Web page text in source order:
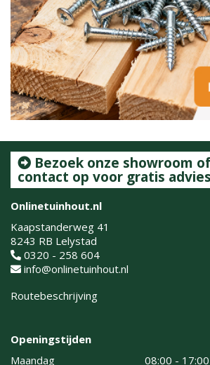
Bezoek onze showroom
contact op voor gratis advies
Onlinetuinhout.nl
Kaapstanderweg 41
8243 RB Lelystad
0320 - 258 604
info@onlinetuinhout.nl
Routebeschrijving
Openingstijden
Maandag
08:00 - 17:00